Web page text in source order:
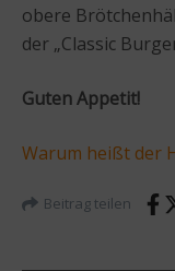
obere
der „Classic
Guten Appetit!
Warum heißt der
Beitrag teilen